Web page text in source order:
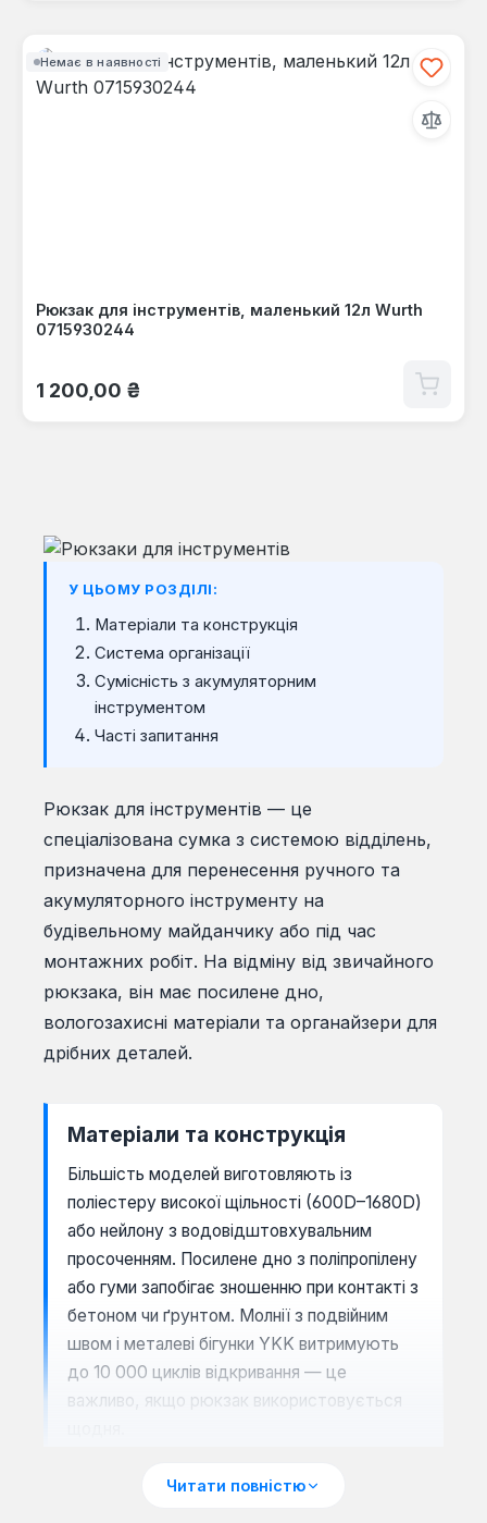
Немає в наявності
Рюкзак для інструментів, маленький 12л Wurth
0715930244
Звичайна ціна:
1 200,00 ₴
У ЦЬОМУ РОЗДІЛІ:
Матеріали та конструкція
Система організації
Сумісність з акумуляторним
інструментом
Часті запитання
Рюкзак для інструментів — це
спеціалізована сумка з системою відділень,
призначена для перенесення ручного та
акумуляторного інструменту на
будівельному майданчику або під час
монтажних робіт. На відміну від звичайного
рюкзака, він має посилене дно,
вологозахисні матеріали та органайзери для
дрібних деталей.
Матеріали та конструкція
Більшість моделей виготовляють із
поліестеру високої щільності (600D–1680D)
або нейлону з водовідштовхувальним
просоченням. Посилене дно з поліпропілену
або гуми запобігає зношенню при контакті з
бетоном чи ґрунтом. Молнії з подвійним
швом і металеві бігунки YKK витримують
до 10 000 циклів відкривання — це
важливо, якщо рюкзак використовується
Читати повністю